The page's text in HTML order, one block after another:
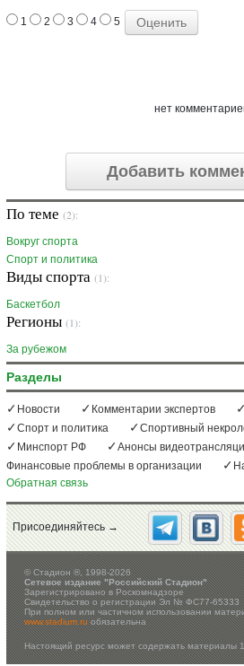
1 2 3 4 5
нет
Добавить
По теме (2):
Вокруг спорта
Спорт и политика
Виды спорта (1):
Баскетбол
Регионы (1):
За рубежом
Разделы
Новости Комментарии экспертов
Спорт и политика
Спортивный
Минспорт РФ
Анонсы
Финансовые проблемы в организации
Обратная связь
Присоединяйтесь →
©Стадион ®, 1998-2026
Сетевое издание "Российский Стадион"
Зарегистрировано в Роскомнадзоре
Свидетельство о регистрации Эл № ФС77-65333
При полном или частичном использовании
www.stadium.ruобязательна
Настоящий ресурс может содержать материалы